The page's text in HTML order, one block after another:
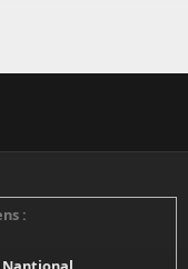
: